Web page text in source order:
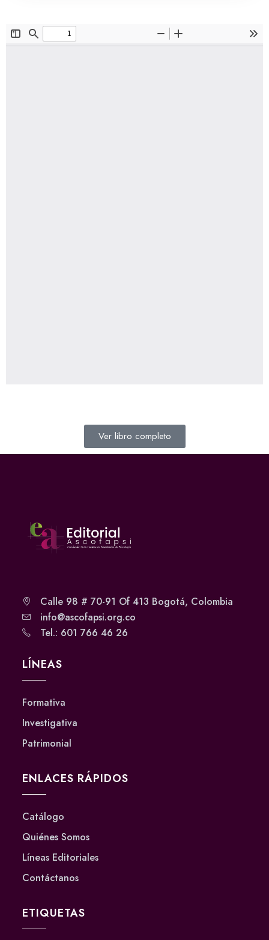
Ver libro completo
Calle 98 # 70-91 Of 413 Bogotá, Colombia
info@ascofapsi.org.co
Tel.: 601 766 46 26
LÍNEAS
Formativa
Investigativa
Patrimonial
ENLACES RÁPIDOS
Catálogo
Quiénes Somos
Líneas Editoriales
Contáctanos
ETIQUETAS